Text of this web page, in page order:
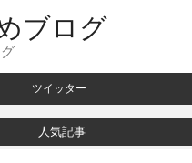
ブログ
ツイッター
人気記事